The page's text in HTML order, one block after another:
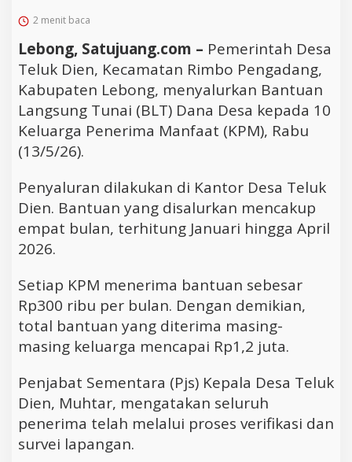
2 menit baca
Lebong, Satujuang.com – Pemerintah Desa
Teluk Dien, Kecamatan Rimbo Pengadang,
Kabupaten Lebong, menyalurkan Bantuan
Langsung Tunai (BLT) Dana Desa kepada 10
Keluarga Penerima Manfaat (KPM), Rabu
(13/5/26).
Penyaluran dilakukan di Kantor Desa Teluk
Dien. Bantuan yang disalurkan mencakup
empat bulan, terhitung Januari hingga April
2026.
Setiap KPM menerima bantuan sebesar
Rp300 ribu per bulan. Dengan demikian,
total bantuan yang diterima masing-
masing keluarga mencapai Rp1,2 juta.
Penjabat Sementara (Pjs) Kepala Desa Teluk
Dien, Muhtar, mengatakan seluruh
penerima telah melalui proses verifikasi dan
survei lapangan.